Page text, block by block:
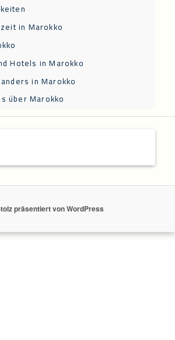
in Marokko
Hotels in Marokko
in Marokko
über Marokko
präsentiert von WordPress